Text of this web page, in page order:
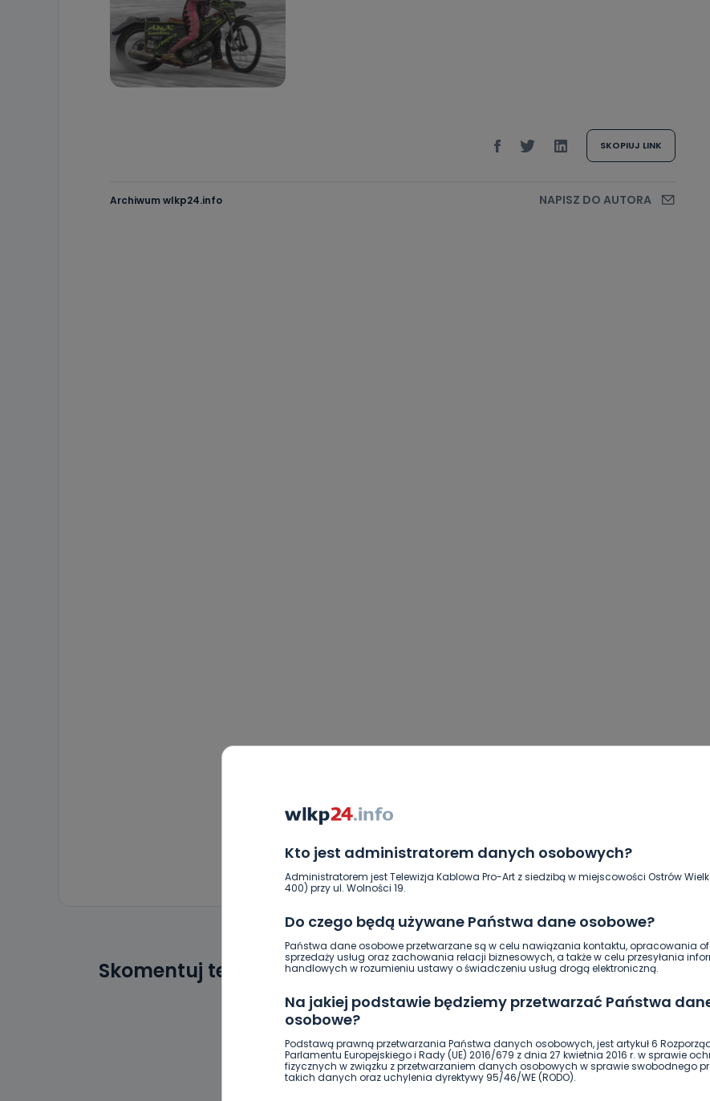
Kto jest administratorem danych osobowych?
Administratorem jest Telewizja Kablowa Pro-Art z siedzibą w miejscowości Ostrów
400) przy ul. Wolności 19.
Do czego będą używane Państwa dane osobowe?
Państwa dane osobowe przetwarzane są w celu nawiązania kontaktu, opracowania
sprzedaży usług oraz zachowania relacji biznesowych, a także w celu przesyłania
handlowych w rozumieniu ustawy o świadczeniu usług drogą elektroniczną.
Na jakiej podstawie będziemy przetwarzać Państwa
osobowe?
Podstawą prawną przetwarzania Państwa danych osobowych, jest artykuł 6
Parlamentu Europejskiego i Rady (UE) 2016/679 z dnia 27 kwietnia 2016 r. w sprawie
fizycznych w związku z przetwarzaniem danych osobowych w sprawie swobodnego
takich danych oraz uchylenia dyrektywy 95/46/WE (RODO).
SKOPIUJ LINK
Archiwum wlkp24.info NAPISZ DO AUTORA
Skomentuj ten wpis jako pierwszy!